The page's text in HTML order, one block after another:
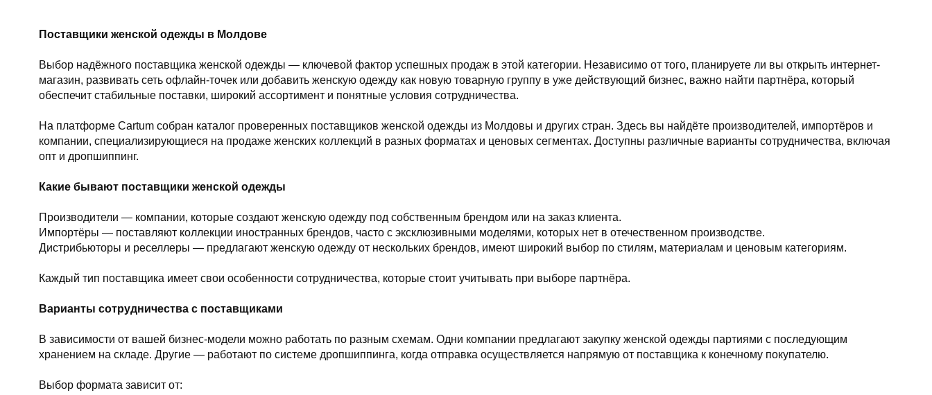
Поставщики женской одежды в Молдове
Выбор надёжного поставщика женской одежды — ключевой фактор успешных продаж в этой категории. Независимо от того, планируете ли вы открыть интернет-
магазин, развивать сеть офлайн-точек или добавить женскую одежду как новую товарную группу в уже действующий бизнес, важно найти партнёра, который
обеспечит стабильные поставки, широкий ассортимент и понятные условия сотрудничества.
На платформе Cartum собран каталог проверенных поставщиков женской одежды из Молдовы и других стран. Здесь вы найдёте производителей, импортёров и
компании, специализирующиеся на продаже женских коллекций в разных форматах и ценовых сегментах. Доступны различные варианты сотрудничества, включая
опт и дропшиппинг.
Какие бывают поставщики женской одежды
Производители — компании, которые создают женскую одежду под собственным брендом или на заказ клиента.
Импортёры — поставляют коллекции иностранных брендов, часто с эксклюзивными моделями, которых нет в отечественном производстве.
Дистрибьюторы и реселлеры — предлагают женскую одежду от нескольких брендов, имеют широкий выбор по стилям, материалам и ценовым категориям.
Каждый тип поставщика имеет свои особенности сотрудничества, которые стоит учитывать при выборе партнёра.
Варианты сотрудничества с поставщиками
В зависимости от вашей бизнес-модели можно работать по разным схемам. Одни компании предлагают закупку женской одежды партиями с последующим
хранением на складе. Другие — работают по системе дропшиппинга, когда отправка осуществляется напрямую от поставщика к конечному покупателю.
Выбор формата зависит от: